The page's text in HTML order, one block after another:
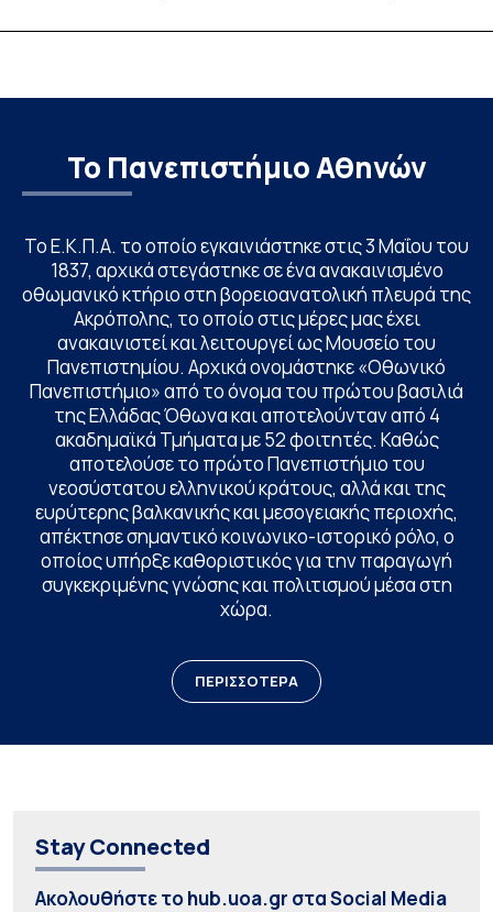
Το Πανεπιστήμιο Αθηνών
Το Ε.Κ.Π.Α. το οποίο εγκαινιάστηκε στις 3 Μαΐου του
1837, αρχικά στεγάστηκε σε ένα ανακαινισμένο
οθωμανικό κτήριο στη βορειοανατολική πλευρά της
Ακρόπολης, το οποίο στις μέρες μας έχει
ανακαινιστεί και λειτουργεί ως Μουσείο του
Πανεπιστημίου. Αρχικά ονομάστηκε «Οθωνικό
Πανεπιστήμιο» από το όνομα του πρώτου βασιλιά
της Ελλάδας Όθωνα και αποτελούνταν από 4
ακαδημαϊκά Τμήματα με 52 φοιτητές. Καθώς
αποτελούσε το πρώτο Πανεπιστήμιο του
νεοσύστατου ελληνικού κράτους, αλλά και της
ευρύτερης βαλκανικής και μεσογειακής περιοχής,
απέκτησε σημαντικό κοινωνικο-ιστορικό ρόλο, ο
οποίος υπήρξε καθοριστικός για την παραγωγή
συγκεκριμένης γνώσης και πολιτισμού μέσα στη
χώρα.
ΠΕΡΙΣΣΟΤΕΡΑ
Stay Connected
Ακολουθήστε το hub.uoa.gr στα Social Media